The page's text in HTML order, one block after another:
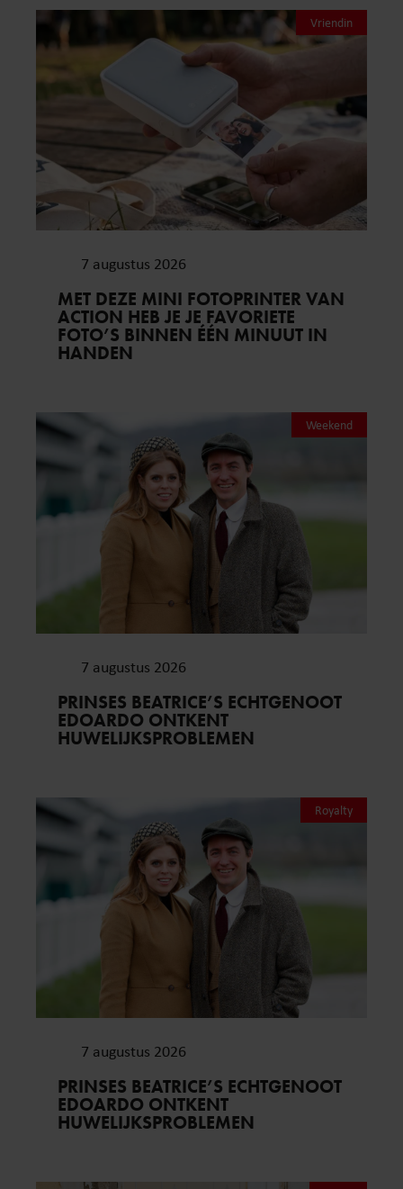
Vriendin
7 augustus 2026
MET DEZE MINI FOTOPRINTER VAN
ACTION HEB JE JE FAVORIETE
FOTO’S BINNEN ÉÉN MINUUT IN
HANDEN
Weekend
7 augustus 2026
PRINSES BEATRICE’S ECHTGENOOT
EDOARDO ONTKENT
HUWELIJKSPROBLEMEN
Royalty
7 augustus 2026
PRINSES BEATRICE’S ECHTGENOOT
EDOARDO ONTKENT
HUWELIJKSPROBLEMEN